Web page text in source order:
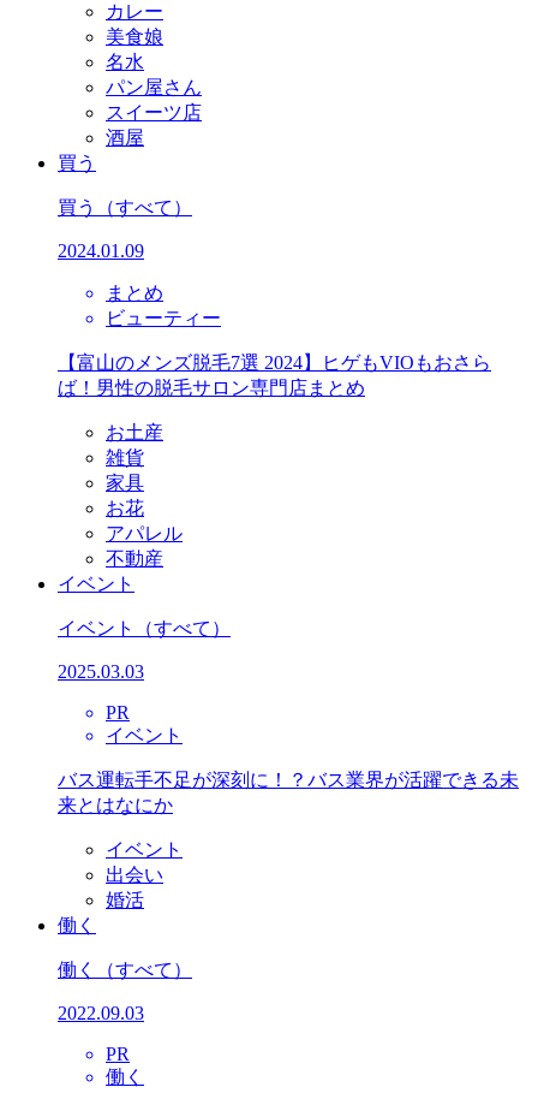
カレー
美食娘
名水
パン屋さん
スイーツ店
酒屋
買う
買う （すべて）
2024.01.09
まとめ
ビューティー
【富山のメンズ脱毛7選 2024】ヒゲもVIOもおさら
ば！男性の脱毛サロン専門店まとめ
お土産
雑貨
家具
お花
アパレル
不動産
イベント
イベント （すべて）
2025.03.03
PR
イベント
バス運転手不足が深刻に！？バス業界が活躍できる未
来とはなにか
イベント
出会い
婚活
働く
働く （すべて）
2022.09.03
PR
働く